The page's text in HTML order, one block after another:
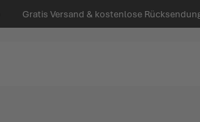
Gratis Versand & kostenlose